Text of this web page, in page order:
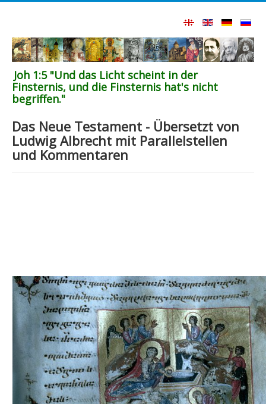
Joh 1:5 "Und das Licht scheint in der
Finsternis, und die Finsternis hat's nicht
begriffen."
Das Neue Testament - Übersetzt von
Ludwig Albrecht mit Parallelstellen
und Kommentaren